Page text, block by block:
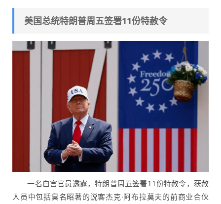
美国总统特朗普周五签署11份特赦令
一名白宫官员透露，特朗普周五签署11份特赦令，获赦
人员中包括臭名昭著的说客杰克·阿布拉莫夫的前商业合伙